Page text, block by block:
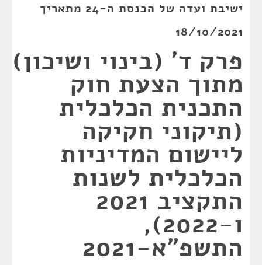
ישיבת ועדה של הכנסת ה-24 מתאריך
18/10/2021
פרק ד' (בינוי ושיכון)
מתוך הצעת חוק
התכנית הכלכלית
(תיקוני חקיקה
ליישום המדיניות
הכלכלית לשנות
התקציב 2021
ו-2022),
התשפ"א-2021